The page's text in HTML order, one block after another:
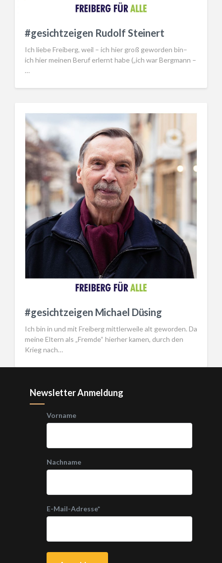
#gesichtzeigen Rudolf Steinert
Ich liebe Freiberg, weil – ich hier groß geworden bin–
ich hier meinen Beruf erlernt habe („ich war Bergmann –
…
#gesichtzeigen Michael Düsing
Ich bin in und mit Freiberg mittlerweile alt geworden. Da
meine Eltern als „Fremde“ hierher kamen, durch den
Krieg nach…
Newsletter Anmeldung
Vorname
Nachname
E-Mail-Adresse*